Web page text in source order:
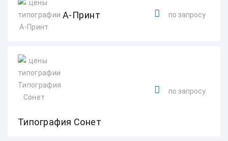
А-Принт по запросу
Типография Сонет
по запросу